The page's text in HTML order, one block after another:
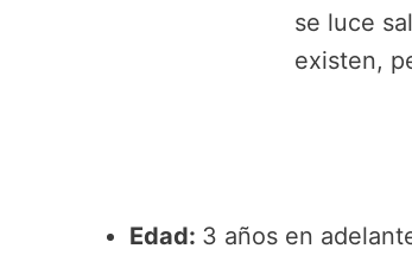
se luce
existen,
Edad: 3 años en